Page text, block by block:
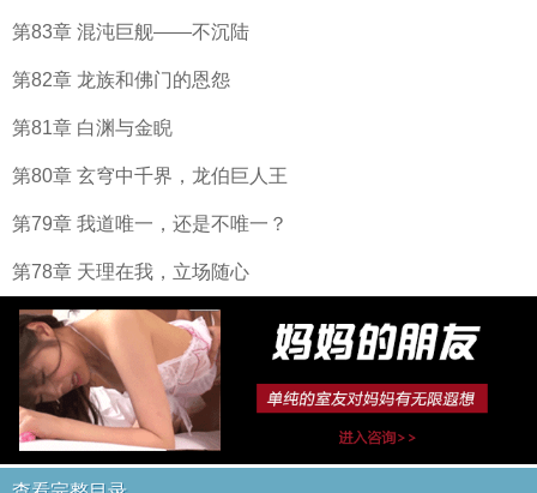
第83章 混沌巨舰——不沉陆
第82章 龙族和佛门的恩怨
第81章 白渊与金睨
第80章 玄穹中千界，龙伯巨人王
第79章 我道唯一，还是不唯一？
第78章 天理在我，立场随心